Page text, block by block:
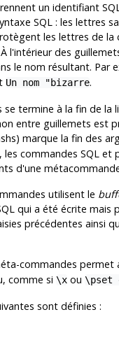
un identifiant
SQL: les lettres
les lettres de la
l'intérieur des
le nom résultant. Par
Un nom "bizarre.
se termine à la fin de
entre guillemets est
marque la fin des
commandes SQLet
d'une
utilisent le
qui a été écrite mais
précédentes ainsi
commandes
comme si \xou \pset
sont définies :